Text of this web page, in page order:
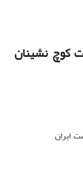
کوچ نشینان
, ایران